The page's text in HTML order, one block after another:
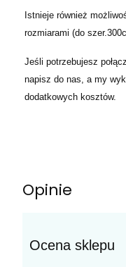
Istnieje również
rozmiarami (do
Jeśli potrzebujesz
napisz do nas, a my
dodatkowych kosztów.
Opinie
Ocena sklepu